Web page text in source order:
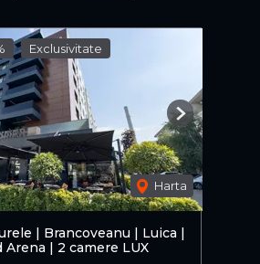
Exclusivitate
Harta
Next
| Brancoveanu | Luica |
Arena | 2 camere LUX